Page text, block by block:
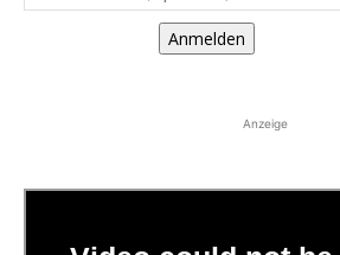
Anmelden
Anzeige